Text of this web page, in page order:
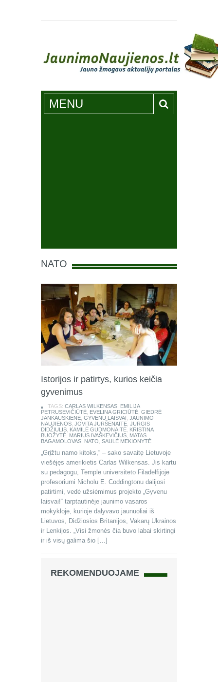
Jaunimonaujienos.lt
MENU
NATO
Istorijos ir patirtys, kurios keičia
gyvenimus
TAGS: CARLAS WILKENSAS EMILIJA
PETRUSEVIČIŪTĖ EVELINA GRICIŪTĖ GIEDRĖ
JANKAUSKIENĖ GYVENU LAISVAI JAUNIMO
NAUJIENOS JOVITA JURŠĖNAITĖ JURGIS
DIDŽIULIS KAMILĖ GUDMONAITĖ KRISTINA
BUOŽYTĖ MARIUS IVAŠKEVIČIUS MATAS
BAGAMOLOVAS NATO SAULĖ MEKIONYTĖ
„Grįžtu namo kitoks,“ – sako savaitę Lietuvoje
viešėjęs amerikietis Carlas Wilkensas. Jis kartu
su pedagogu, Temple universiteto Filadelfijoje
profesoriumi Nicholu E. Coddingtonu dalijosi
patirtimi, vedė užsiėmimus projekto „Gyvenu
laisvai!“ tarptautinėje jaunimo vasaros
mokykloje, kurioje dalyvavo jaunuoliai iš
Lietuvos, Didžiosios Britanijos, Vakarų Ukrainos
ir Lenkijos. „Visi žmonės čia buvo labai skirtingi
ir iš visų galima šio […]
REKOMENDUOJAME